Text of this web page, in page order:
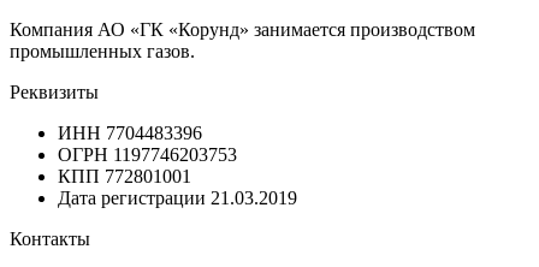
Компания АО «ГК «Корунд» занимается производством
промышленных газов.
Реквизиты
ИНН 7704483396
ОГРН 1197746203753
КПП 772801001
Дата регистрации 21.03.2019
Контакты